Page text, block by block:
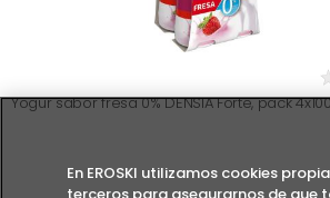
Yogur sabor fresa 0% DENSIA Forte, pack
En EROSKI utilizamos cookies
terceros para asegurarnos de que